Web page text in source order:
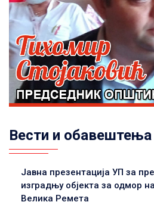
Вести и обавештења
Јавна презентација УП за
изградњу објекта за одмор
Велика Ремета